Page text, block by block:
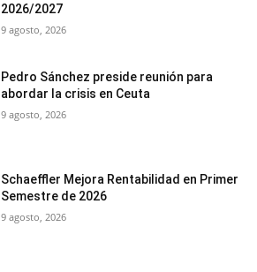
2026/2027
9 agosto, 2026
Pedro Sánchez preside reunión para
abordar la crisis en Ceuta
9 agosto, 2026
Schaeffler Mejora Rentabilidad en Primer
Semestre de 2026
9 agosto, 2026